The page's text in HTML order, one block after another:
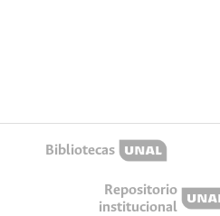
Bibliotecas
Repositorio
institucional